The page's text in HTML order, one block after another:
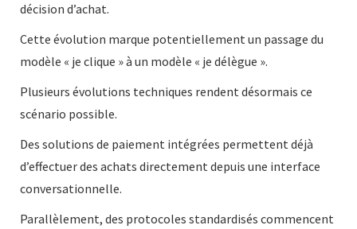
décision d’achat.
Cette évolution marque potentiellement un passage du
modèle « je clique » à un modèle « je délègue ».
Plusieurs évolutions techniques rendent désormais ce
scénario possible.
Des solutions de paiement intégrées permettent déjà
d’effectuer des achats directement depuis une interface
conversationnelle.
Parallèlement, des protocoles standardisés commencent